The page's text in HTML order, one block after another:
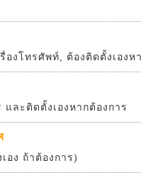
งโทรศัพท์, ต้องติดตั้งเองห
ละติดตั้งเองหากต้องการ
อง ถ้าต้องการ)